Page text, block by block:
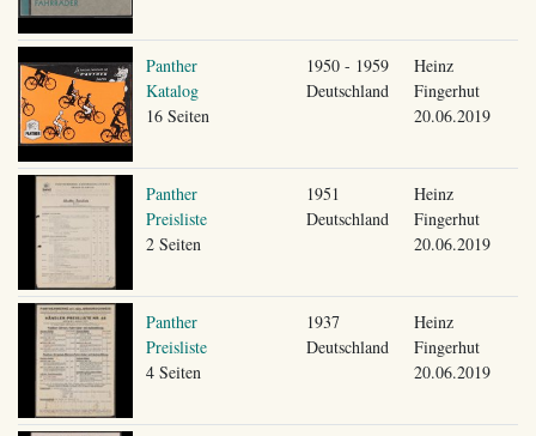
Panther
Katalog
16 Seiten
1950 - 1959
Deutschland
Heinz
Fingerhut
20.06.2019
Panther
Preisliste
2 Seiten
1951
Deutschland
Heinz
Fingerhut
20.06.2019
Panther
Preisliste
4 Seiten
1937
Deutschland
Heinz
Fingerhut
20.06.2019